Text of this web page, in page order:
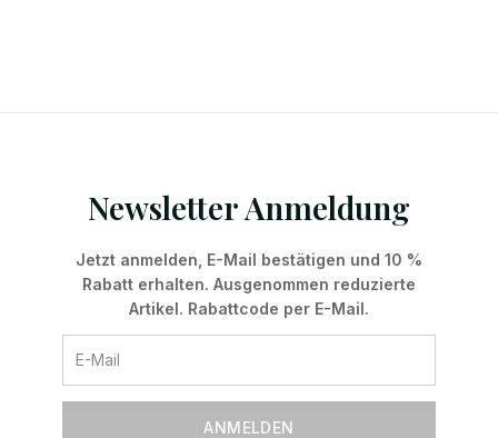
Newsletter Anmeldung
Jetzt anmelden, E-Mail bestätigen und 10 %
Rabatt erhalten. Ausgenommen reduzierte
Artikel. Rabattcode per E-Mail.
ANMELDEN